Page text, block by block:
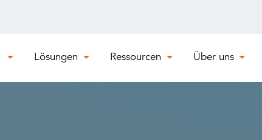
Lösungen Ressourcen Über uns